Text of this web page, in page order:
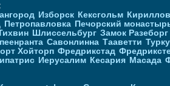
Изборск Кексгольм
Петропавловка Печорcкий
Шлиссельбург Замок Разеборг
Савонлинна Тааветти Турку
Хойторп Фредрикстад
Иерусалим Кесария Масада